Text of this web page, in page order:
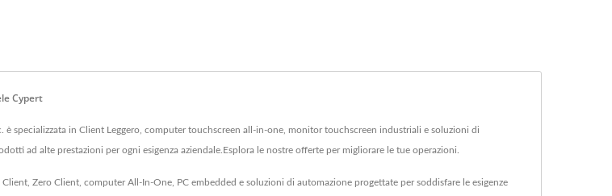
Cypert
specializzata in Client Leggero, computer touchscreen all-in-one, monitor touchscreen industriali e soluzioni di
ad alte prestazioni per ogni esigenza aziendale.Esplora le nostre offerte per migliorare le tue operazioni.
Zero Client, computer All-In-One, PC embedded e soluzioni di automazione progettate per soddisfare le esigenze